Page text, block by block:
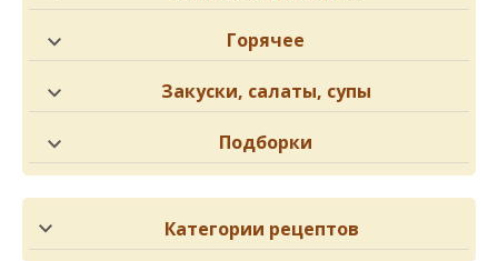
Горячее
Закуски, салаты, супы
Подборки
Категории рецептов